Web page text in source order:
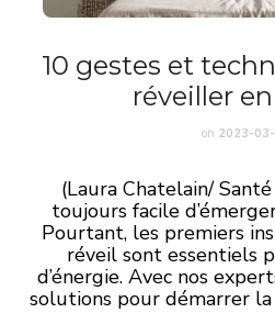
10 gestes et
réveiller
on 2023-
(Laura Chatelain/
toujours facile
Pourtant, les premiers
réveil sont essentiels
d’énergie. Avec nos
solutions pour démarrer